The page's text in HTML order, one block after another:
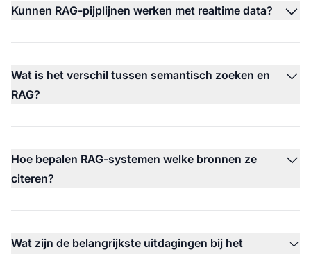
Kunnen RAG-pijplijnen werken met realtime data?
Wat is het verschil tussen semantisch zoeken en
RAG?
Hoe bepalen RAG-systemen welke bronnen ze
citeren?
Wat zijn de belangrijkste uitdagingen bij het